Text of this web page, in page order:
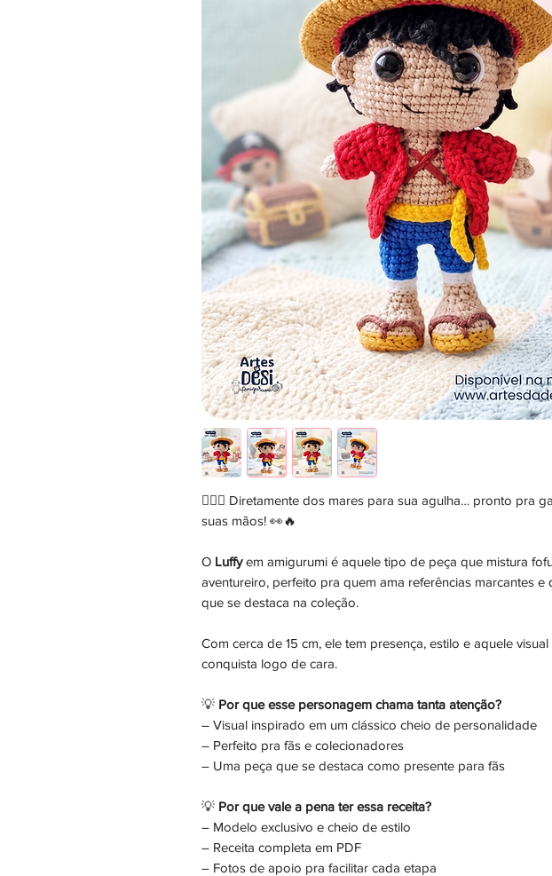
🏴‍☠️✨ Diretamente dos mares para sua agulha… pronto pra
suas mãos! 👀🔥
O Luffyem amigurumi é aquele tipo de peça que mistura
aventureiro, perfeito pra quem ama referências marcantes e
que se destaca na coleção.
Com cerca de 15 cm, ele tem presença, estilo e aquele
conquista logo de cara.
💡 Por que esse personagem chama tanta atenção?
– Visual inspirado em um clássico cheio de personalidade
– Perfeito pra fãs e colecionadores
– Uma peça que se destaca como presente para fãs
💡 Por que vale a pena ter essa receita?
– Modelo exclusivo e cheio de estilo
– Receita completa em PDF
– Fotos de apoio pra facilitar cada etapa